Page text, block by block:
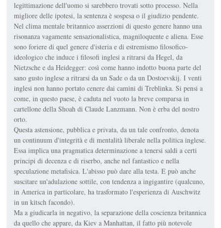
legittimazione dell'uomo si sarebbero trovati sotto processo. Nella
migliore delle ipotesi, la sentenza è sospesa o il giudizio pendente.
Nel clima mentale britannico asserzioni di questo genere hanno una
risonanza vagamente sensazionalistica, magniloquente e aliena. Esse
sono foriere di quel genere d'isteria e di estremismo filosofico-
ideologico che induce i filosofi inglesi a ritrarsi da Hegel, da
Nietzsche e da Heidegger: così come hanno indotto buona parte del
sano gusto inglese a ritrarsi da un Sade o da un Dostoevskij. I venti
inglesi non hanno portato cenere dai camini di Treblinka. Si pensi a
come, in questo paese, è caduta nel vuoto la breve comparsa in
cartellone della Shoah di Claude Lanzmann. Non è erba del nostro
orto.
Questa astensione, pubblica e privata, da un tale confronto, denota
un continuum d'integrità e di mentalità liberale nella politica inglese.
Essa implica una pragmatica determinazione a tenersi saldi a certi
principi di decenza e di riserbo, anche nel fantastico e nella
speculazione metafisica. L'abisso può dare alla testa. E può anche
suscitare un'adulazione sottile, con tendenza a ingigantire (qualcuno,
in America in particolare, ha trasformato l'esperienza di Auschwitz
in un kitsch facondo).
Ma a giudicarla in negativo, la separazione della coscienza britannica
da quello che appare, da Kiev a Manhattan, il fatto più notevole